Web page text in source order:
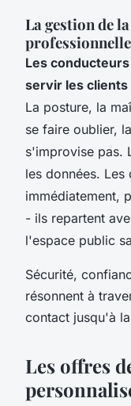
La gestion de
Les
servir les clients
La posture, la
se faire oublier,
s'improvise pas.
les données. Les
immédiatement,
- ils repartent
l'espace public
Sécurité,
résonnent à
contact jusqu'à
Les offres